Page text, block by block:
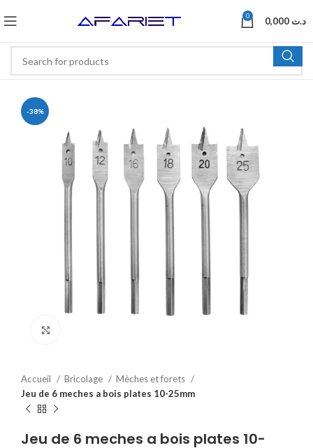
0 د.ت
-38%
Accueil Bricolage
Mèches et forets
Jeu de 6 meches a bois plates 10-25mm
Jeu de 6 meches a bois plates 10-